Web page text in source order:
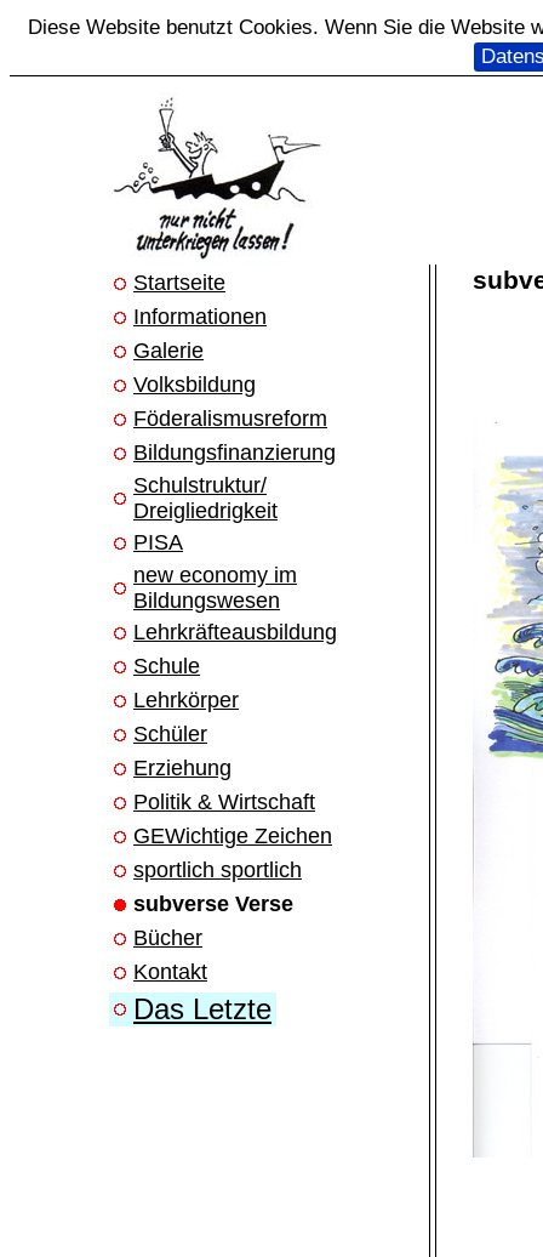
Diese Website benutzt Cookies. Wenn Sie die Website
Startseite
Informationen
Galerie
Volksbildung
Föderalismusreform
Bildungsfinanzierung
Schulstruktur/
Dreigliedrigkeit
PISA
new economy im
Bildungswesen
Lehrkräfteausbildung
Schule
Lehrkörper
Schüler
Erziehung
Politik & Wirtschaft
GEWichtige Zeichen
sportlich sportlich
subverse Verse
Bücher
Kontakt
Das Letzte